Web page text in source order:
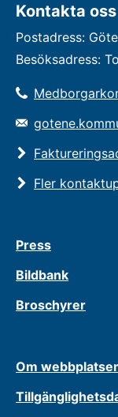
Kontakta oss
Postadress:
Besöksadress:
Fler
Press
Bildbank
Broschyrer
Om